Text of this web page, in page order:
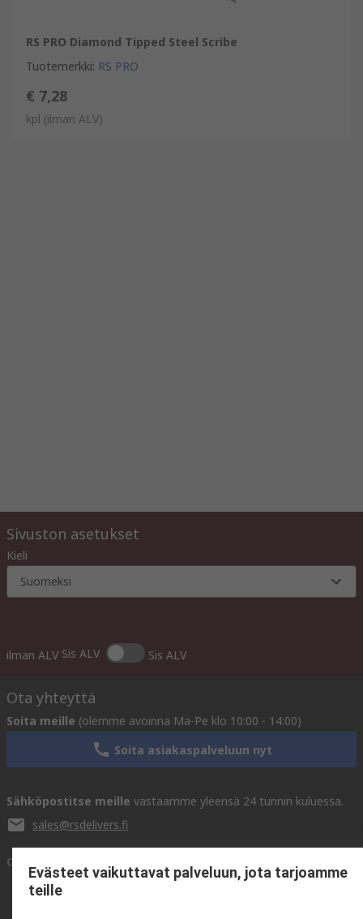
RS PRO Diamond Tipped Steel Scribe
Tuotemerkki: RS PRO
€ 7,28
kpl (ilman ALV)
Sivuston asetukset
Kieli
Suomeksi
ilman ALV Sis ALV Sis ALV
Ota yhteyttä
Soita meille (olemme avoinna Ma-Pe klo 10:00 - 14:00)
Soita asiakaspalveluun nyt
Sähköpostitse meille vastaamme yleensä 24 tunnin kuluessa.
sales@rsdelivers.fi
Ota yhteyttä meihin
Evästeet vaikuttavat palveluun, jota tarjoamme
teille